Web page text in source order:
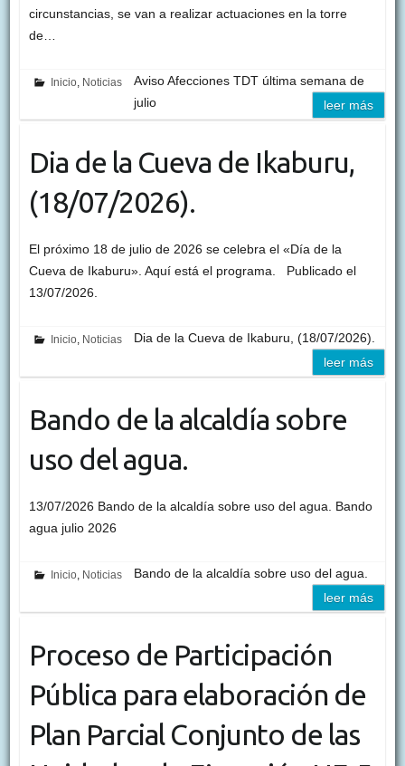
circunstancias, se van a realizar actuaciones en la torre
de…
Inicio Noticias
Aviso Afecciones TDT última semana de
julio
leer más
Dia de la Cueva de Ikaburu,
(18/07/2026).
El próximo 18 de julio de 2026 se celebra el «Día de la
Cueva de Ikaburu». Aquí está el programa. Publicado el
13/07/2026.
Inicio Noticias
Dia de la Cueva de Ikaburu, (18/07/2026).
leer más
Bando de la alcaldía sobre
uso del agua.
13/07/2026 Bando de la alcaldía sobre uso del agua. Bando
agua julio 2026
Inicio Noticias
Bando de la alcaldía sobre uso del agua.
leer más
Proceso de Participación
Pública para elaboración de
Plan Parcial Conjunto de las